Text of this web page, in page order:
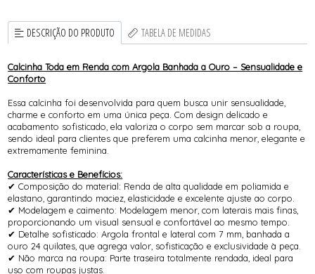
DESCRIÇÃO DO PRODUTO TABELA DE MEDIDAS
Calcinha Toda em Renda com Argola Banhada a Ouro – Sensualidade e
Conforto
Essa calcinha foi desenvolvida para quem busca unir sensualidade,
charme e conforto em uma única peça. Com design delicado e
acabamento sofisticado, ela valoriza o corpo sem marcar sob a roupa,
sendo ideal para clientes que preferem uma calcinha menor, elegante e
extremamente feminina.
Características e Benefícios:
✔ Composição do material: Renda de alta qualidade em poliamida e
elastano, garantindo maciez, elasticidade e excelente ajuste ao corpo.
✔ Modelagem e caimento: Modelagem menor, com laterais mais finas,
proporcionando um visual sensual e confortável ao mesmo tempo.
✔ Detalhe sofisticado: Argola frontal e lateral com 7 mm, banhada a
ouro 24 quilates, que agrega valor, sofisticação e exclusividade à peça.
✔ Não marca na roupa: Parte traseira totalmente rendada, ideal para
uso com roupas justas.